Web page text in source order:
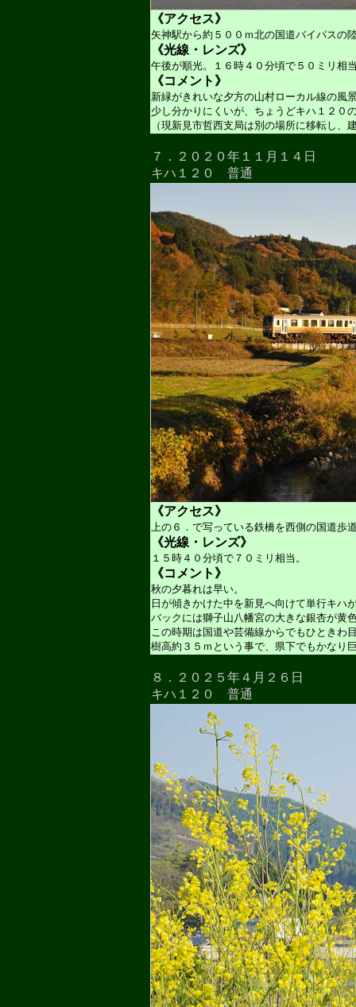
《アクセス》
矢神駅から約５００ｍ北の国道バイパスの
《光線・レンズ》
午後が順光。１６時４０分頃で５０ミリ相
《コメント》
新緑がきれいな夕方の山村ローカル線の風
少し分かりにくいが、ちょうどキハ１２０
（現新見市哲西支局は別の場所に移転し
７．２０２０年１１月１４日
キハ１２０ 普通
《アクセス》
上の６．で写っている鉄橋を西側の国道歩
《光線・レンズ》
１５時４０分頃で７０ミリ相当。
《コメント》
秋の夕暮れは早い。
日が傾きかけた中を新見へ向けて単行キハ
バックには獅子山八幡宮の大きな銀杏が黄
この時期は国道や芸備線からでもひときわ
樹高約３５ｍという事で、県下でもかなり
８．２０２５年４月２６日
キハ１２０ 普通